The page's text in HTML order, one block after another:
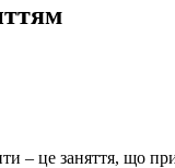
– це заняття, що